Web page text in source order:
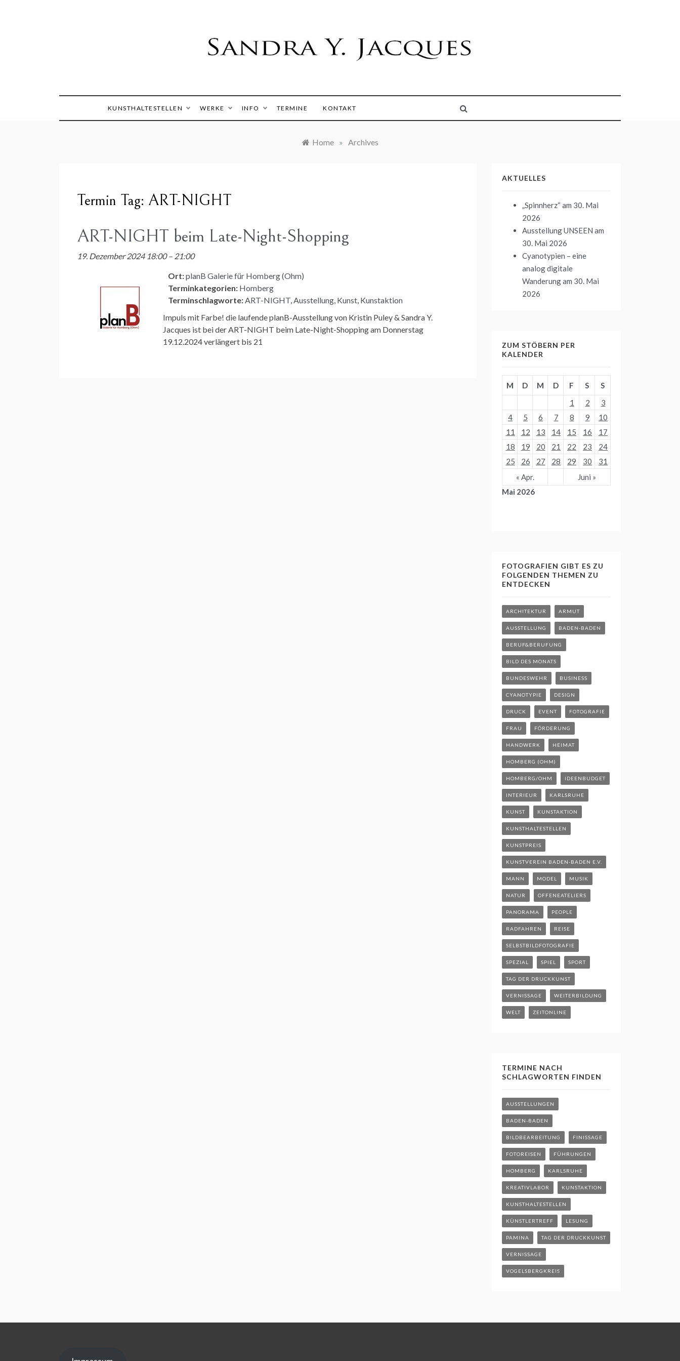
KUNSTHALTESTELLEN WERKE INFO TERMINE KONTAKT
Home » Archives
Termin Tag: ART-NIGHT
ART-NIGHT beim Late-Night-Shopping
19. Dezember 2024 18:00– 21:00
Ort:planB Galerie für Homberg (Ohm)
Terminkategorien: Homberg
Terminschlagworte:ART-NIGHT,Ausstellung, Kunst, Kunstaktion
Impuls mit Farbe! die laufende planB-Ausstellung von Kristin Puley & Sandra Y.
Jacques ist bei der ART-NIGHT beim Late-Night-Shopping am Donnerstag
19.12.2024 verlängert bis 21
AKTUELLES
„Spinnherz“ am 30. Mai
2026
Ausstellung UNSEEN am
30. Mai 2026
Cyanotypien – eine
analog digitale
Wanderungam 30. Mai
2026
ZUM STÖBERN PER
KALENDER
Mai 2026
M D M D F S
S
1
2
3
4
5 6 7 8 9
10
11
12 13 14 15 16
17
18
19 20 21 22 23
24
25
26 27 28 29 30
31
« Apr.
Juni »
FOTOGRAFIEN GIBT ES ZU
FOLGENDEN THEMEN ZU
ENTDECKEN
ARCHITEKTUR ARMUT
AUSSTELLUNG BADEN-BADEN
BERUF&BERUFUNG
BILD DES MONATS
BUNDESWEHR BUSINESS
CYANOTYPIE DESIGN
DRUCK EVENT FOTOGRAFIE
FRAU FÖRDERUNG
HANDWERK HEIMAT
HOMBERG (OHM)
HOMBERG/OHM IDEENBUDGET
INTERIEUR KARLSRUHE
KUNST KUNSTAKTION
KUNSTHALTESTELLEN
KUNSTPREIS
KUNSTVEREIN BADEN-BADEN E.V.
MANN MODEL MUSIK
NATUR OFFENEATELIERS
PANORAMA PEOPLE
RADFAHREN REISE
SELBSTBILDFOTOGRAFIE
SPEZIAL SPIEL SPORT
TAG DER DRUCKKUNST
VERNISSAGE WEITERBILDUNG
WELT ZEITONLINE
TERMINE NACH
SCHLAGWORTEN FINDEN
AUSSTELLUNGEN
BADEN-BADEN
BILDBEARBEITUNG FINISSAGE
FOTOREISEN FÜHRUNGEN
HOMBERG KARLSRUHE
KREATIVLABOR KUNSTAKTION
KUNSTHALTESTELLEN
KÜNSTLERTREFF LESUNG
PAMINA TAG DER DRUCKKUNST
VERNISSAGE
VOGELSBERGKREIS